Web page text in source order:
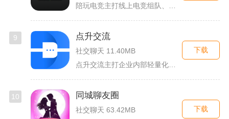
陪玩电竞主打线上电竞组队、游戏陪练服务，覆盖手游、端游多款热...
9 点升交流
社交聊天 11.40MB
下载
10 同城聊友圈
社交聊天 63.42MB 下载